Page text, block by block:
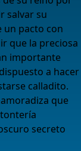
salvar su
un pacto con
que la preciosa
importante
a hacer
calladito.
que
secreto